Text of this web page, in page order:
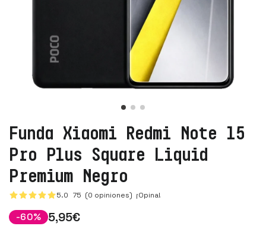
Funda Xiaomi Redmi Note 15
Pro Plus Square Liquid
Premium Negro
5.0 75 (0 opiniones) ¡Opina!
-60% 5,95€